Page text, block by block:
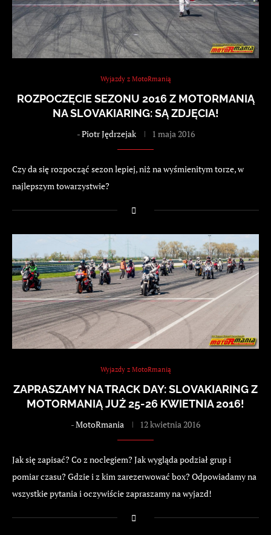
Wyjazdy z MotoRmanią
ROZPOCZĘCIE SEZONU 2016 Z MOTORMANIĄ
NA SLOVAKIARING: SĄ ZDJĘCIA!
-Piotr Jędrzejak 1 maja 2016
Czy da się rozpocząć sezon lepiej, niż na wyśmienitym torze, w
najlepszym towarzystwie?
Wyjazdy z MotoRmanią
ZAPRASZAMY NA TRACK DAY: SLOVAKIARING Z
MOTORMANIĄ JUŻ 25-26 KWIETNIA 2016!
-MotoRmania 12 kwietnia 2016
Jak się zapisać? Co z noclegiem? Jak wygląda podział grup i
pomiar czasu? Gdzie i z kim zarezerwować box? Odpowiadamy na
wszystkie pytania i oczywiście zapraszamy na wyjazd!